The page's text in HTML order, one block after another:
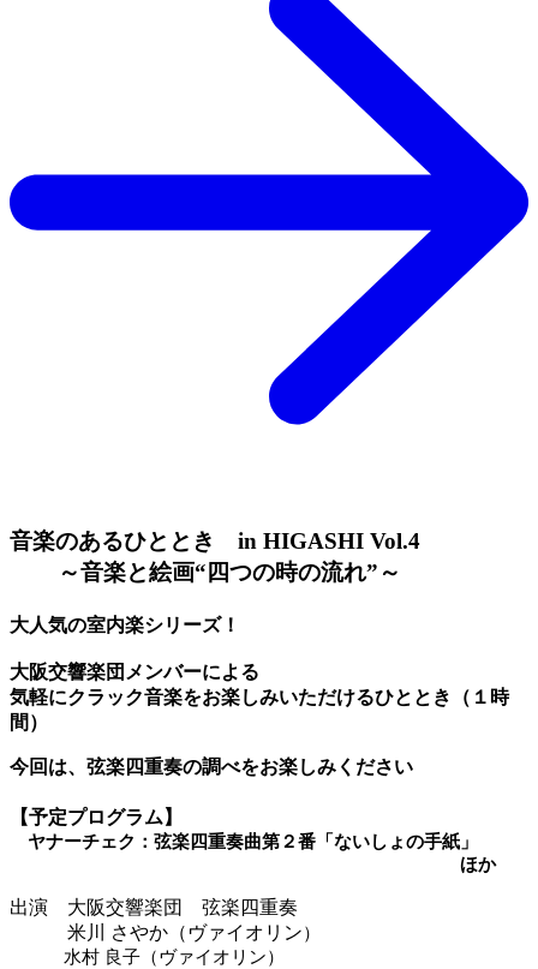
音楽のあるひととき in HIGASHI Vol.4
～音楽と絵画“四つの時の流れ”～
大人気の室内楽シリーズ！
大阪交響楽団メンバーによる
気軽にクラック音楽をお楽しみいただけるひととき（１時
間）
今回は、弦楽四重奏の調べをお楽しみください
【予定プログラム】
ヤナーチェク：弦楽四重奏曲第２番「ないしょの手紙」
ほか
出演 大阪交響楽団 弦楽四重奏
米川 さやか（ヴァイオリン）
水村 良子（ヴァイオリン）